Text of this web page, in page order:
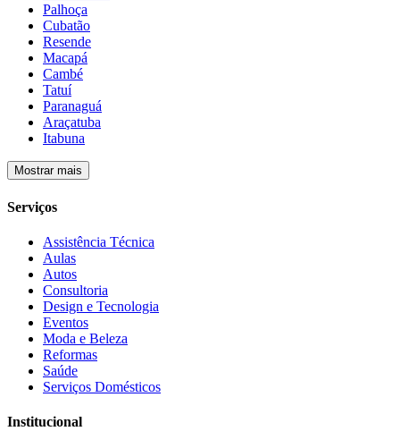
Palhoça
Cubatão
Resende
Macapá
Cambé
Tatuí
Paranaguá
Araçatuba
Itabuna
Mostrar mais
Serviços
Assistência Técnica
Aulas
Autos
Consultoria
Design e Tecnologia
Eventos
Moda e Beleza
Reformas
Saúde
Serviços Domésticos
Institucional